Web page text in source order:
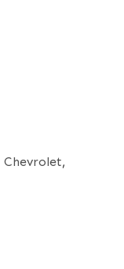
Chevrolet,